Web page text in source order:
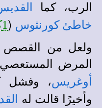
الرب، كما
خاطئ كورنثوس (1كو 5: 5
ولعل من القصص
المرض
أوغريس، وفشل
وأخيرًا قالت له